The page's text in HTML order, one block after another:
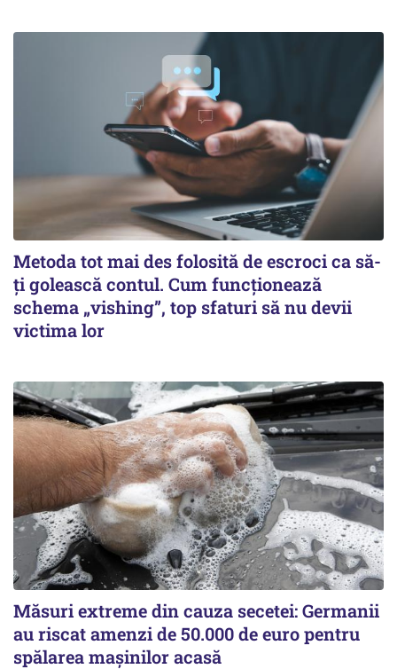
Metoda tot mai des folosită de escroci ca să-
ți golească contul. Cum funcționează
schema „vishing”, top sfaturi să nu devii
victima lor
Măsuri extreme din cauza secetei: Germanii
au riscat amenzi de 50.000 de euro pentru
spălarea mașinilor acasă